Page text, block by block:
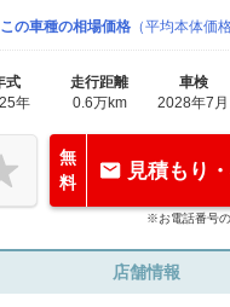
この車種の相場価格 （平均本体価
式
年
走行距離
0.6万km
車検
2028年7月
無
料
見積もり
※お電話番号の
店舗情報